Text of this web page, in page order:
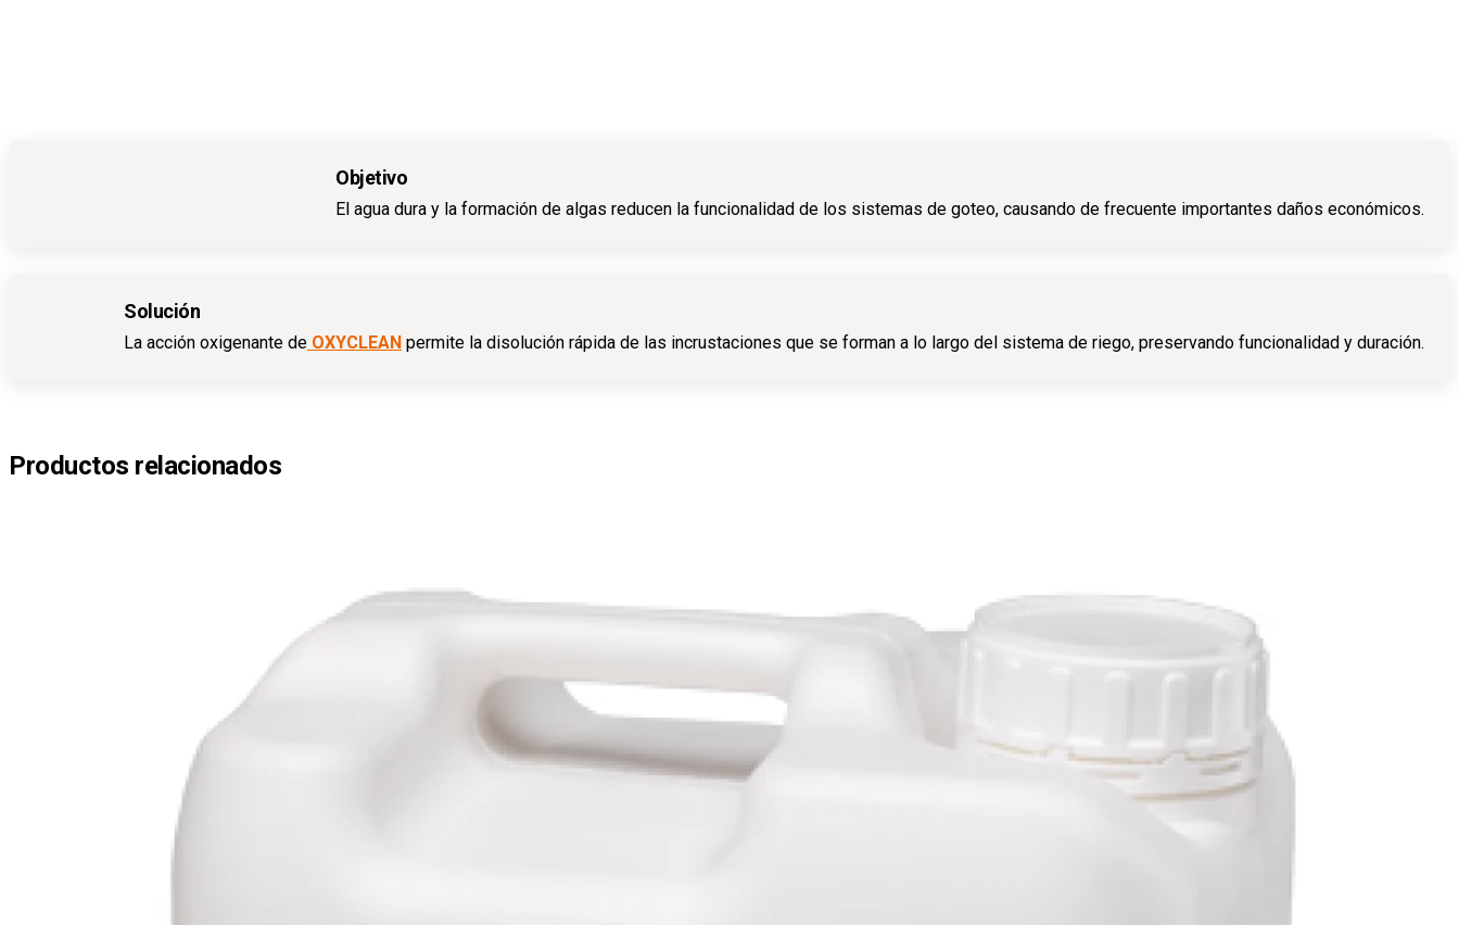
Objetivo
El agua dura y la formación de algas reducen la funcionalidad de los sistemas de goteo, causando de frecuente importantes daños económicos.
Solución
La acción oxigenante de OXYCLEAN permite la disolución rápida de las incrustaciones que se forman a lo largo del sistema de riego, preservando funcionalidad y duración.
Productos relacionados